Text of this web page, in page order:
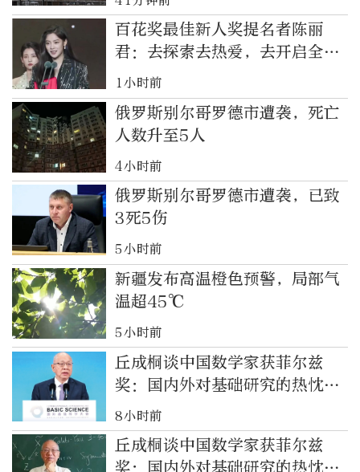
百花奖最佳新人奖提名者陈丽
君：去探索去热爱，去开启全新
的世界
1小时前
俄罗斯别尔哥罗德市遭袭，死亡
人数升至5人
4小时前
俄罗斯别尔哥罗德市遭袭，已致
3死5伤
5小时前
新疆发布高温橙色预警，局部气
温超45℃
5小时前
丘成桐谈中国数学家获菲尔兹
奖：国内外对基础研究的热忱空
前高涨
8小时前
丘成桐谈中国数学家获菲尔兹
奖：国内外对基础研究的热忱空